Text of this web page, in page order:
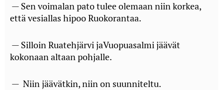
— Sen voimalan pato tulee olemaan niin korkea,
että vesiallas hipoo Ruokorantaa.
— Silloin Ruatehjärvi jaVuopuasalmi jäävät
kokonaan altaan pohjalle.
— Niin jäävätkin, niin on suunniteltu.